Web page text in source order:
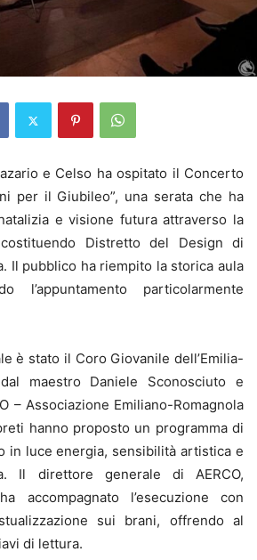
e Celso ha ospitato il Concerto
per il Giubileo”, una serata che ha
e visione futura attraverso la
Distretto del Design di
Il pubblico ha riempito la storica aula
l’appuntamento particolarmente
è stato il Coro Giovanile dell’Emilia-
maestro Daniele Sconosciuto e
– Associazione Emiliano-Romagnola
hanno proposto un programma di
in luce energia, sensibilità artistica e
Il direttore generale di AERCO,
accompagnato l’esecuzione con
sui brani, offrendo al
di lettura.